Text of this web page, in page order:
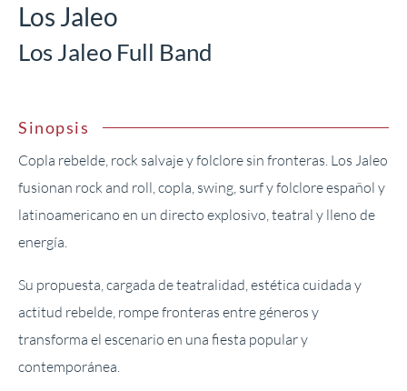
Los Jaleo
Los Jaleo Full Band
Sinopsis
Copla rebelde, rock salvaje y folclore sin fronteras. Los Jaleo
fusionan rock and roll, copla, swing, surf y folclore español y
latinoamericano en un directo explosivo, teatral y lleno de
energía.
Su propuesta, cargada de teatralidad, estética cuidada y
actitud rebelde, rompe fronteras entre géneros y
transforma el escenario en una fiesta popular y
contemporánea.